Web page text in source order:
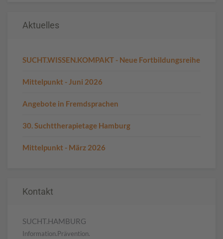
Aktuelles
SUCHT.WISSEN.KOMPAKT - Neue Fortbildungsreihe
Mittelpunkt - Juni 2026
Angebote in Fremdsprachen
30. Suchttherapietage Hamburg
Mittelpunkt - März 2026
Kontakt
SUCHT.HAMBURG
Information.Prävention.